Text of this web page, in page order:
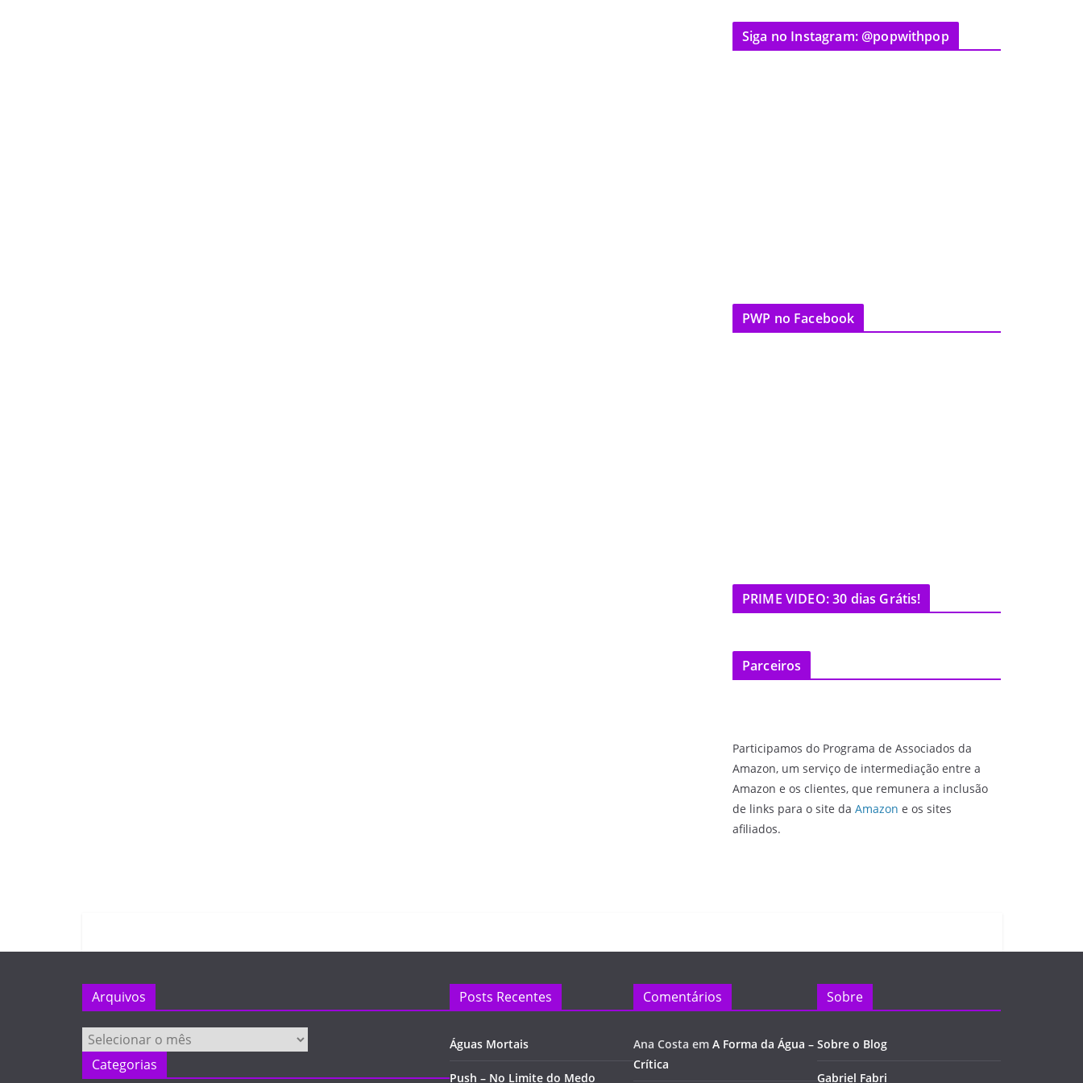
Siga no Instagram: @popwithpop
PWP no Facebook
PRIME VIDEO: 30 dias Grátis!
Parceiros
Participamos do Programa de Associados da
Amazon, um serviço de intermediação entre a
Amazon e os clientes, que remunera a inclusão
de links para o site da Amazon e os sites
afiliados.
Arquivos
Arquivos
Categorias
Posts Recentes
Águas Mortais
Push – No Limite do Medo
Comentários
Ana Costa em A Forma da Água –
Crítica
Sobre
Sobre o Blog
Gabriel Fabri